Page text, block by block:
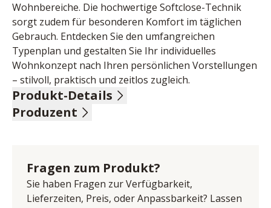
Wohnbereiche. Die hochwertige Softclose-Technik
sorgt zudem für besonderen Komfort im täglichen
Gebrauch. Entdecken Sie den umfangreichen
Typenplan und gestalten Sie Ihr individuelles
Wohnkonzept nach Ihren persönlichen Vorstellungen
– stilvoll, praktisch und zeitlos zugleich.
Produkt-Details
Front Wildeiche massiv, Absetzung Glasfront
Technik in Türen, Schubladen mit Selbsteinzug, BHT
ca. 88/202/42 cm
Produzent
E-Mail-Adresse: info@imc-nagold.de
UID (Umsatzsteuer-Identifikationsnummer): DE
815494521
Fragen zum Produkt?
Sie haben Fragen zur Verfügbarkeit,
Lieferzeiten, Preis, oder Anpassbarkeit? Lassen